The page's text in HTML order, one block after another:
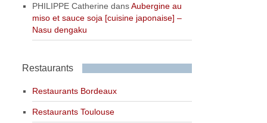
PHILIPPE Catherine dansAubergine au
miso et sauce soja [cuisine japonaise] –
Nasu dengaku
Restaurants
Restaurants Bordeaux
Restaurants Toulouse